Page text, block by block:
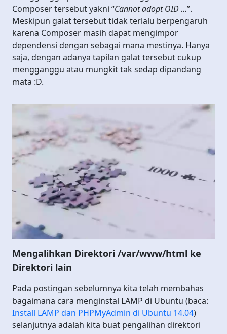
Composer tersebut yakni “Cannot adopt OID …”.
Meskipun galat tersebut tidak terlalu berpengaruh
karena Composer masih dapat mengimpor
dependensi dengan sebagai mana mestinya. Hanya
saja, dengan adanya tapilan galat tersebut cukup
mengganggu atau mungkit tak sedap dipandang
mata :D.
Mengalihkan Direktori /var/www/html ke
Direktori lain
Pada postingan sebelumnya kita telah membahas
bagaimana cara menginstal LAMP di Ubuntu (baca:
Install LAMP dan PHPMyAdmin di Ubuntu 14.04)
selanjutnya adalah kita buat pengalihan direktori